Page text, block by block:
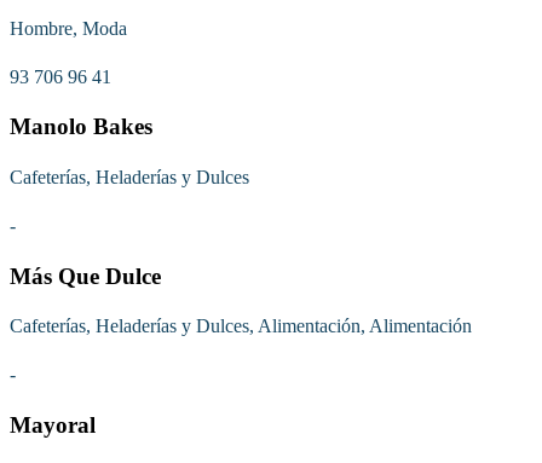
Hombre, Moda
93 706 96 41
Manolo Bakes
Cafeterías, Heladerías y Dulces
-
Más Que Dulce
Cafeterías, Heladerías y Dulces, Alimentación, Alimentación
-
Mayoral